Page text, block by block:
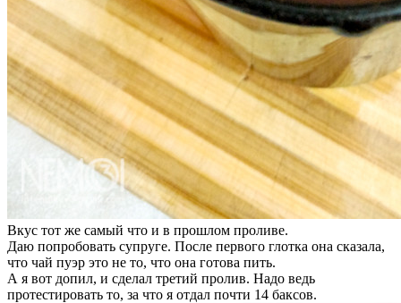
Вкус тот же самый что и в прошлом проливе.
Даю попробовать супруге. После первого глотка она сказала,
что чай пуэр это не то, что она готова пить.
А я вот допил, и сделал третий пролив. Надо ведь
протестировать то, за что я отдал почти 14 баксов.